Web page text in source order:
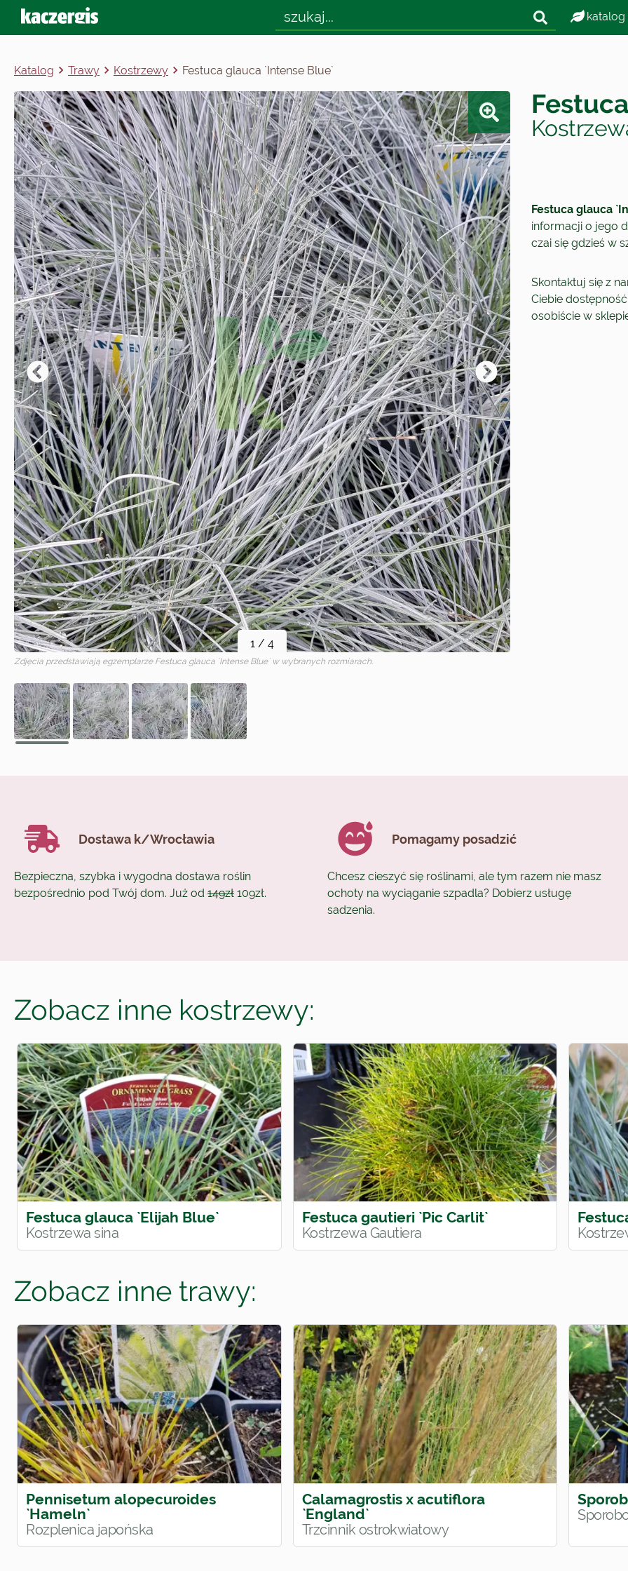
katalog
Katalog Trawy Kostrzewy Festuca glauca `Intense Blue`
1/ 4
Zdjęcia przedstawiają egzemplarze Festuca glauca `Intense Blue`w wybranych rozmiarach.
Festuca glauca
informacji o jego
czai się gdzieś w
Skontaktuj się z
Ciebie
osobiście w
Dostawa k/Wrocławia
Bezpieczna, szybka i wygodna dostawa roślin
bezpośrednio pod Twój dom. Już od 149zł 109zł.
Pomagamy posadzić
Chcesz cieszyć się roślinami, ale tym razem nie masz
ochoty na wyciąganie szpadla? Dobierz usługę
sadzenia.
Zobacz inne kostrzewy:
Festuca glauca `Elijah Blue`
Kostrzewa sina
Festuca gautieri `Pic Carlit`
Kostrzewa Gautiera
Zobacz inne trawy:
Pennisetum alopecuroides
`Hameln`
Rozplenica japońska
Calamagrostis x acutiflora
`England`
Trzcinnik ostrokwiatowy